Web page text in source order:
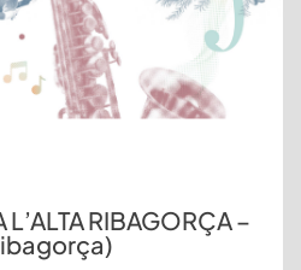
RIBAGORÇA –